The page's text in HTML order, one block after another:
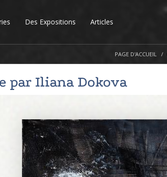
Des Expositions Articles
PAGE D'ACCUEIL
par Iliana Dokova